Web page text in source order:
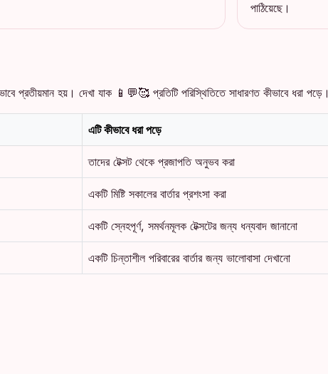
পাঠিয়েছে।
প্রতীয়মান হয়। দেখা যাক 📱💬🥰 প্রতিটি পরিস্থিতিতে সাধারণত কীভাবে ধরা পড়ে।
এটি কীভাবে ধরা পড়ে
তাদের টেক্সট থেকে প্রজাপতি অনুভব করা
একটি মিষ্টি সকালের বার্তার প্রশংসা করা
একটি স্নেহপূর্ণ, সমর্থনমূলক টেক্সটের জন্য ধন্যবাদ জানানো
একটি চিন্তাশীল পরিবারের বার্তার জন্য ভালোবাসা দেখানো